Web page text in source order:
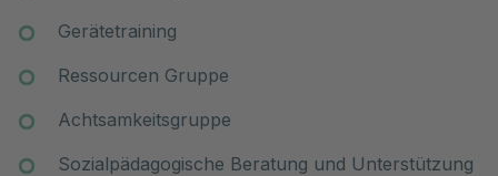
Gerätetraining
Ressourcen Gruppe
Achtsamkeitsgruppe
Sozialpädagogische Beratung und Unterstützung